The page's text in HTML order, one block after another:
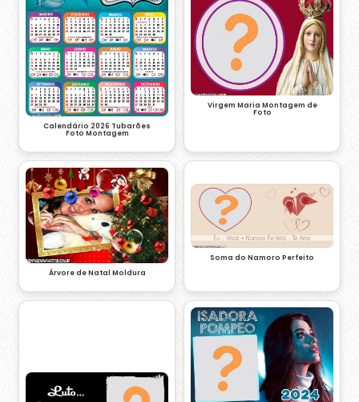
Calendário 2026 Tubarões
Foto Montagem
Virgem Maria Montagem de
Foto
Árvore de Natal Moldura
Soma do Namoro Perfeito